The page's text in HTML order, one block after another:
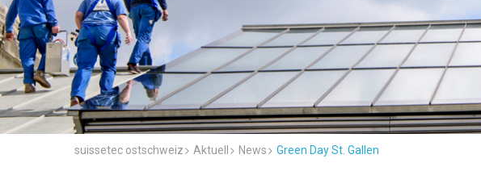
suissetec ostschweiz Aktuell News Green Day St. Gallen